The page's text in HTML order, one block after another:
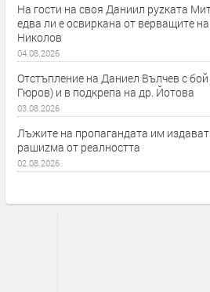
На гости на своя Даниил руzката
едва ли е освиркана от верващите
Николов
04.08.2026
Отстъпление на Даниел Вълчев с
Гюров) и в подкрепа на др. Йотова
03.08.2026
Лъжите на пропагандата им
рашиzма от реалността
02.08.2026